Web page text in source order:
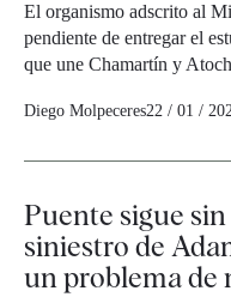
El organismo adscrito al
pendiente de entregar el
que une Chamartín y
Diego Molpeceres22 / 01 /
Puente sigue
siniestro de
un problema de